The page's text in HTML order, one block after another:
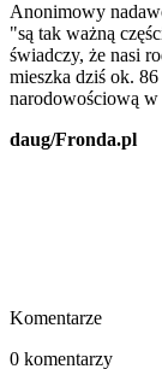
Anonimowy
"są tak ważną
świadczy, że nasi
mieszka dziś ok.
narodowościową
daug/Fronda.pl
Komentarze
0 komentarzy